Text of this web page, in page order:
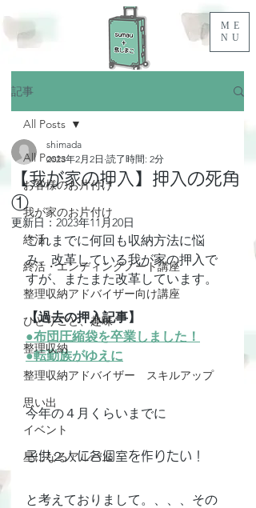
ME
NU
記事
All Posts
お客様のお片付け
我が家のお片付け
終活
終活・エンディングノート講座
整理収納アドバイザー向け講座
ひとりごと、趣味
整理収納
整理収納アドバイザー スキルアップ
思い出
イベント
星になるアルバム
All Posts
【我が家の押入】押入の死角
①
shimada
2023年2月2日 読了時間: 2分
更新日： 2023年11月20日
これまでに何回も収納方法に悩
み、改革している我が家の押入で
すが、またまた改革しています。
【過去の押入記事】
●布団圧縮袋を卒業しました！
●転勤族がゆえに
今年の４月くらいまでに
子供２人に各個室を作りたい！
と考えておりまして。、、、その